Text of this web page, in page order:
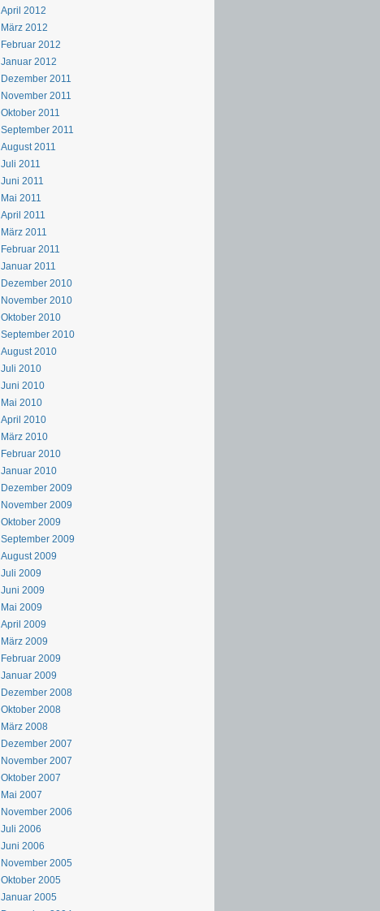
April 2012
März 2012
Februar 2012
Januar 2012
Dezember 2011
November 2011
Oktober 2011
September 2011
August 2011
Juli 2011
Juni 2011
Mai 2011
April 2011
März 2011
Februar 2011
Januar 2011
Dezember 2010
November 2010
Oktober 2010
September 2010
August 2010
Juli 2010
Juni 2010
Mai 2010
April 2010
März 2010
Februar 2010
Januar 2010
Dezember 2009
November 2009
Oktober 2009
September 2009
August 2009
Juli 2009
Juni 2009
Mai 2009
April 2009
März 2009
Februar 2009
Januar 2009
Dezember 2008
Oktober 2008
März 2008
Dezember 2007
November 2007
Oktober 2007
Mai 2007
November 2006
Juli 2006
Juni 2006
November 2005
Oktober 2005
Januar 2005